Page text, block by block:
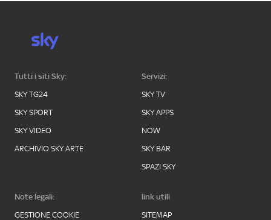
Tutti i siti Sky:
SKY TG24
SKY SPORT
SKY VIDEO
ARCHIVIO SKY ARTE
Servizi:
SKY TV
SKY APPS
NOW
SKY BAR
SPAZI SKY
Note legali:
GESTIONE COOKIE
link utili
SITEMAP